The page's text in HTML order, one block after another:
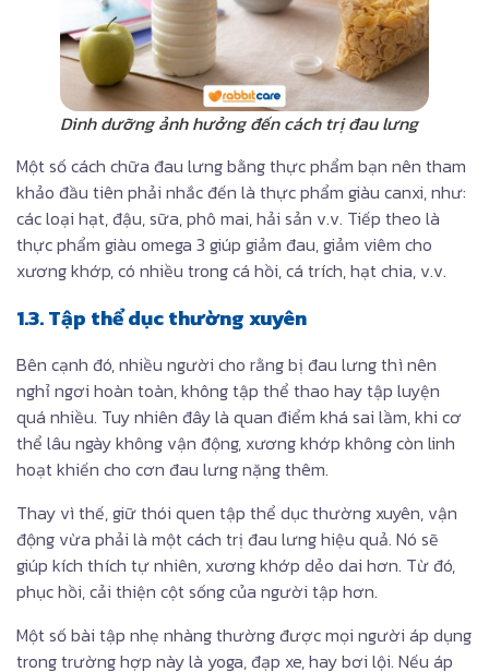
Dinh dưỡng ảnh hưởng đến cách trị đau lưng
Một số cách chữa đau lưng bằng thực phẩm bạn nên tham
khảo đầu tiên phải nhắc đến là thực phẩm giàu canxi, như:
các loại hạt, đậu, sữa, phô mai, hải sản v.v. Tiếp theo là
thực phẩm giàu omega 3 giúp giảm đau, giảm viêm cho
xương khớp, có nhiều trong cá hồi, cá trích, hạt chia, v.v.
1.3. Tập thể dục thường xuyên
Bên cạnh đó, nhiều người cho rằng bị đau lưng thì nên
nghỉ ngơi hoàn toàn, không tập thể thao hay tập luyện
quá nhiều. Tuy nhiên đây là quan điểm khá sai lầm, khi cơ
thể lâu ngày không vận động, xương khớp không còn linh
hoạt khiến cho cơn đau lưng nặng thêm.
Thay vì thế, giữ thói quen tập thể dục thường xuyên, vận
động vừa phải là một cách trị đau lưng hiệu quả. Nó sẽ
giúp kích thích tự nhiên, xương khớp dẻo dai hơn. Từ đó,
phục hồi, cải thiện cột sống của người tập hơn.
Một số bài tập nhẹ nhàng thường được mọi người áp dụng
trong trường hợp này là yoga, đạp xe, hay bơi lội. Nếu áp